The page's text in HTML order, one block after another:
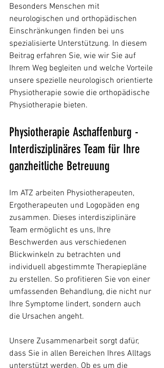
Besonders Menschen mit
neurologischen und orthopädischen
Einschränkungen finden bei uns
spezialisierte Unterstützung. In diesem
Beitrag erfahren Sie, wie wir Sie auf
Ihrem Weg begleiten und welche Vorteile
unsere spezielle neurologisch orientierte
Physiotherapie sowie die orthopädische
Physiotherapie bieten.
Physiotherapie Aschaffenburg -
Interdisziplinäres Team für Ihre
ganzheitliche Betreuung
Im ATZ arbeiten Physiotherapeuten,
Ergotherapeuten und Logopäden eng
zusammen. Dieses interdisziplinäre
Team ermöglicht es uns, Ihre
Beschwerden aus verschiedenen
Blickwinkeln zu betrachten und
individuell abgestimmte Therapiepläne
zu erstellen. So profitieren Sie von einer
umfassenden Behandlung, die nicht nur
Ihre Symptome lindert, sondern auch
die Ursachen angeht.
Unsere Zusammenarbeit sorgt dafür,
dass Sie in allen Bereichen Ihres Alltags
unterstützt werden. Ob es um die